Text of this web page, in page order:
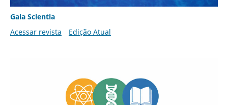
Gaia Scientia
Acessar revista
Edição Atual